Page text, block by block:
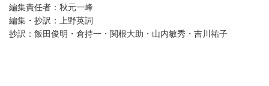
編集責任者：秋元一峰
編集・抄訳：上野英詞
抄訳：飯田俊明・倉持一・関根大助・山内敏秀・吉川祐子